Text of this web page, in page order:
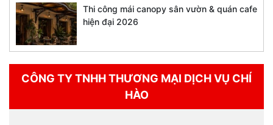
Thi công mái canopy sân vườn & quán cafe
hiện đại 2026
CÔNG TY TNHH THƯƠNG MẠI DỊCH VỤ CHÍ
HÀO